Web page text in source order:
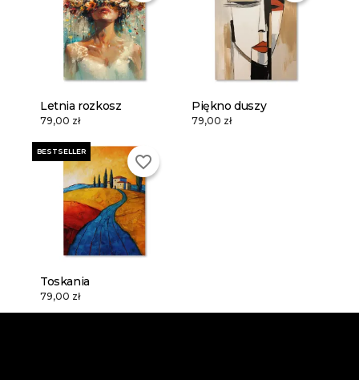
Letnia rozkosz
79,00 zł
Piękno duszy
79,00 zł
Toskania
79,00 zł
BESTSELLER
favorite_border